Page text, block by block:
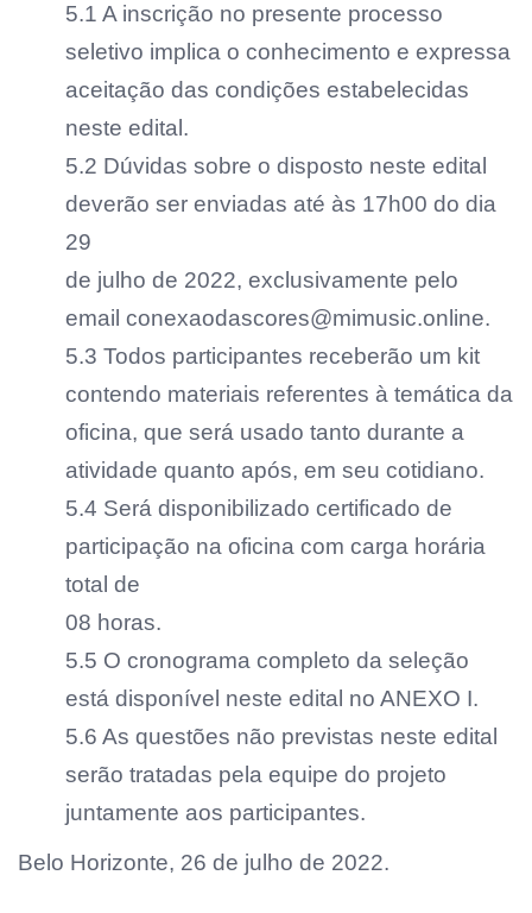
5.1 A inscrição no presente processo
seletivo implica o conhecimento e expressa
aceitação das condições estabelecidas
neste edital.
5.2 Dúvidas sobre o disposto neste edital
deverão ser enviadas até às 17h00 do dia
29
de julho de 2022, exclusivamente pelo
email conexaodascores@mimusic.online.
5.3 Todos participantes receberão um kit
contendo materiais referentes à temática da
oficina, que será usado tanto durante a
atividade quanto após, em seu cotidiano.
5.4 Será disponibilizado certificado de
participação na oficina com carga horária
total de
08 horas.
5.5 O cronograma completo da seleção
está disponível neste edital no ANEXO I.
5.6 As questões não previstas neste edital
serão tratadas pela equipe do projeto
juntamente aos participantes.
Belo Horizonte, 26 de julho de 2022.